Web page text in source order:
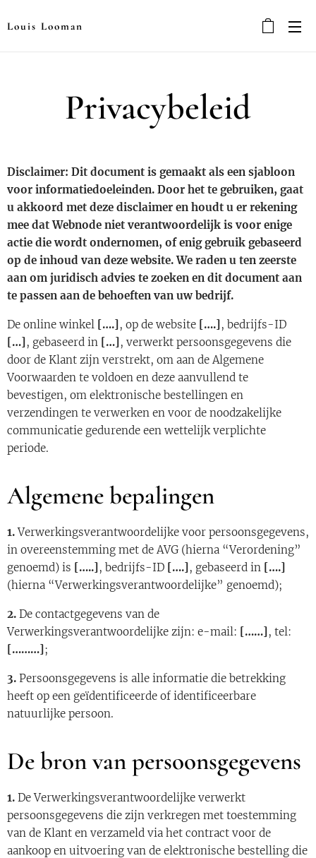
Louis Looman
Privacybeleid
Disclaimer: Dit document is gemaakt als een sjabloon
voor informatiedoeleinden. Door het te gebruiken, gaat
u akkoord met deze disclaimer en houdt u er rekening
mee dat Webnode niet verantwoordelijk is voor enige
actie die wordt ondernomen, of enig gebruik gebaseerd
op de inhoud van deze website. We raden u ten zeerste
aan om juridisch advies te zoeken en dit document aan
te passen aan de behoeften van uw bedrijf.
De online winkel [….], op de website [….], bedrijfs-ID
[…], gebaseerd in […], verwerkt persoonsgegevens die
door de Klant zijn verstrekt, om aan de Algemene
Voorwaarden te voldoen en deze aanvullend te
bevestigen, om elektronische bestellingen en
verzendingen te verwerken en voor de noodzakelijke
communicatie gedurende een wettelijk verplichte
periode.
Algemene bepalingen
1.Verwerkingsverantwoordelijke voor persoonsgegevens,
in overeenstemming met de AVG (hierna “Verordening”
genoemd) is […..], bedrijfs-ID [….], gebaseerd in [….]
(hierna “Verwerkingsverantwoordelijke” genoemd);
2. De contactgegevens van de
Verwerkingsverantwoordelijke zijn: e-mail: [……], tel:
[………];
3. Persoonsgegevens is alle informatie die betrekking
heeft op een geïdentificeerde of identificeerbare
natuurlijke persoon.
De bron van persoonsgegevens
1. De Verwerkingsverantwoordelijke verwerkt
persoonsgegevens die zijn verkregen met toestemming
van de Klant en verzameld via het contract voor de
aankoop en uitvoering van de elektronische bestelling die